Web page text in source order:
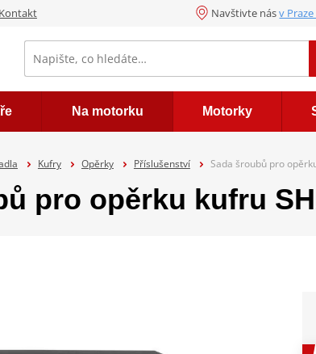
Kontakt Navštivte násv
Na motorku Motorky
Kufry Opěrky Příslušenství Sada šroubů pro
pro opěrku kufru